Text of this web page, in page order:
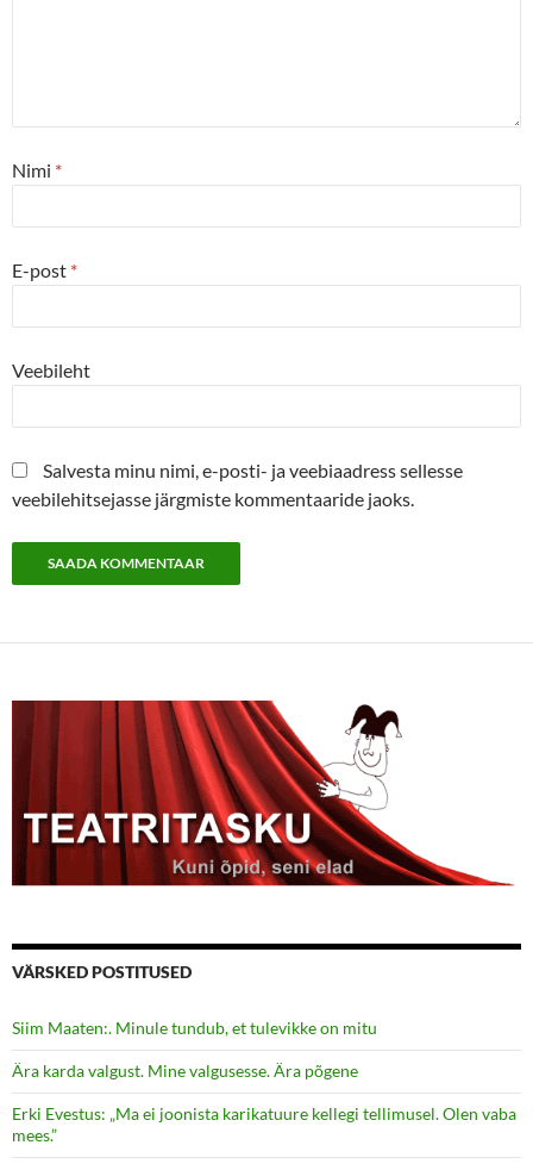
Nimi *
E-post *
Veebileht
Salvesta minu nimi, e-posti- ja veebiaadress sellesse
veebilehitsejasse järgmiste kommentaaride jaoks.
VÄRSKED POSTITUSED
Siim Maaten:. Minule tundub, et tulevikke on mitu
Ära karda valgust. Mine valgusesse. Ära põgene
Erki Evestus: „Ma ei joonista karikatuure kellegi tellimusel. Olen vaba
mees.”